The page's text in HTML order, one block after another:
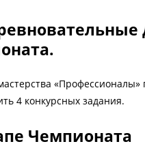
«Профессионалы»
4 конкурсных задания.
Чемпионата